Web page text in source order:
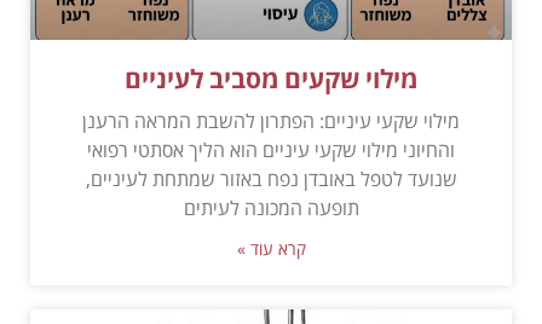
מילוי שקעים מסביב לעיניים
מילוי שקעי עיניים: הפתרון להשבת המראה הרענן
והחיוני מילוי שקעי עיניים הוא הליך אסתטי רפואי
שנועד לטפל באובדן נפח באזור שמתחת לעיניים,
תופעה המכונה לעיתים
קרא עוד »